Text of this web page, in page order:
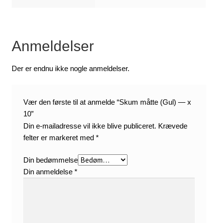
Anmeldelser
Der er endnu ikke nogle anmeldelser.
Vær den første til at anmelde “Skum måtte (Gul) — x
10”
Din e-mailadresse vil ikke blive publiceret. Krævede
felter er markeret med*
Din bedømmelse
Din anmeldelse*